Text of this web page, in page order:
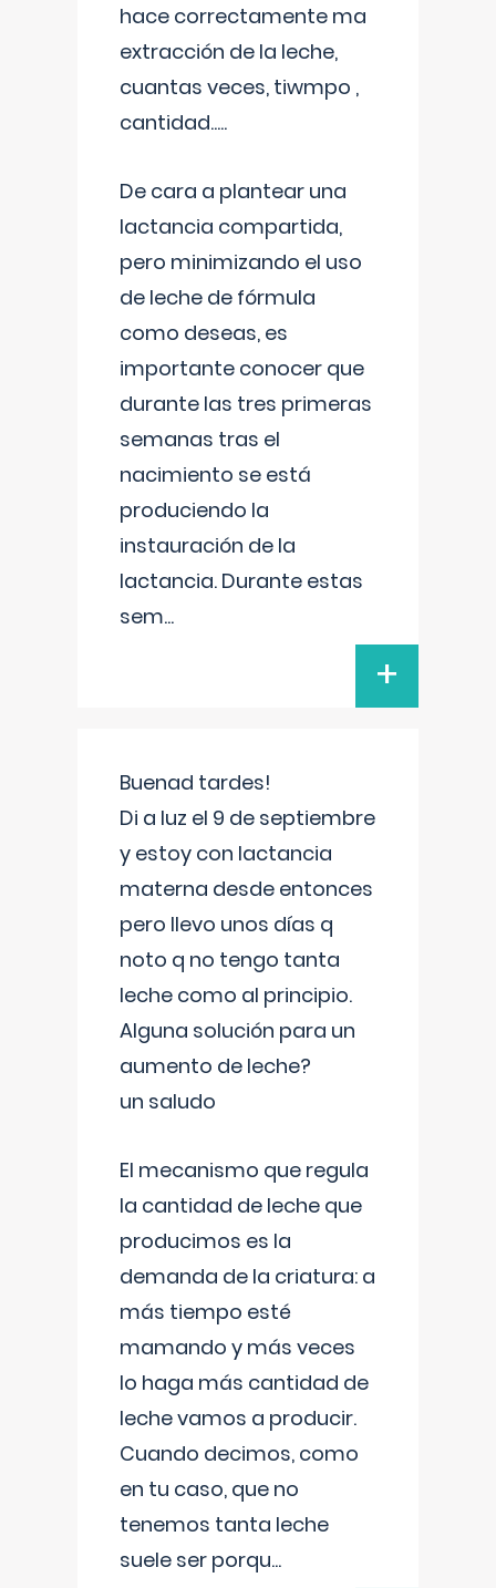
hace correctamente ma
extracción de la leche,
cuantas veces, tiwmpo ,
cantidad.....
De cara a plantear una
lactancia compartida,
pero minimizando el uso
de leche de fórmula
como deseas, es
importante conocer que
durante las tres primeras
semanas tras el
nacimiento se está
produciendo la
instauración de la
lactancia. Durante estas
sem...
+
Buenad tardes!
Di a luz el 9 de septiembre
y estoy con lactancia
materna desde entonces
pero llevo unos días q
noto q no tengo tanta
leche como al principio.
Alguna solución para un
aumento de leche?
un saludo
El mecanismo que regula
la cantidad de leche que
producimos es la
demanda de la criatura: a
más tiempo esté
mamando y más veces
lo haga más cantidad de
leche vamos a producir.
Cuando decimos, como
en tu caso, que no
tenemos tanta leche
suele ser porqu...